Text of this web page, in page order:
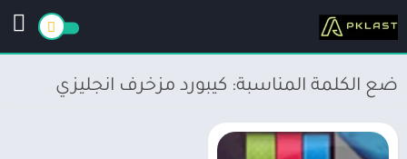
ضع الكلمة المناسبة: كيبورد مزخرف انجليزي